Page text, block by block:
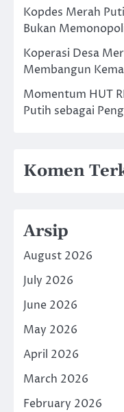
Kopdes Merah
Bukan
Koperasi Desa
Membangun
Momentum HUT
Putih sebagai
Komen
Arsip
August 2026
July 2026
June 2026
May 2026
April 2026
March 2026
February 2026